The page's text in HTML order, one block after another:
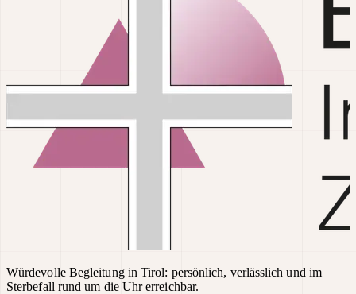
Würdevolle Begleitung in Tirol: persönlich, verlässlich und im
Sterbefall rund um die Uhr erreichbar.